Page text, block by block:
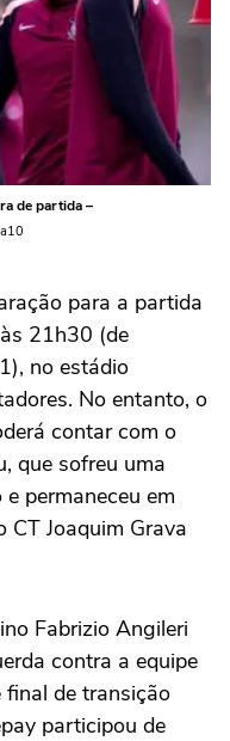
de partida –
para a partida
21h30 (de
no estádio
No entanto, o
contar com o
que sofreu uma
permaneceu em
Joaquim Grava
Fabrizio Angileri
contra a equipe
final de transição
participou de